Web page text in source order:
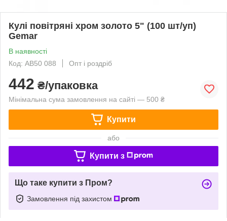
Кулі повітряні хром золото 5" (100 шт/уп)
Gemar
В наявності
Код: AB50 088
Опт і роздріб
442 ₴/упаковка
Мінімальна сума замовлення на сайті — 500 ₴
Купити
або
Купити з
Що таке купити з Пром?
Замовлення під захистом